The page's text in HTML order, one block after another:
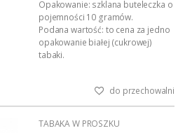
Opakowanie: szklana buteleczka o
pojemności 10 gramów.
Podana wartość: to cena za jedno
opakowanie białej (cukrowej)
tabaki.
do przechowalni
TABAKA W PROSZKU